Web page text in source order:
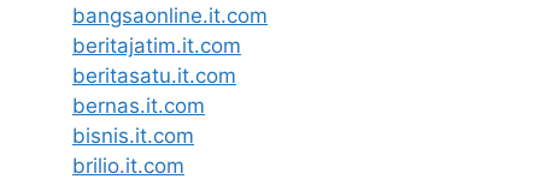
bangsaonline.it.com
beritajatim.it.com
beritasatu.it.com
bernas.it.com
bisnis.it.com
brilio.it.com